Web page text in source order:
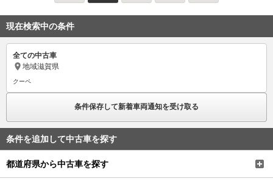
現在検索中の条件
全ての中古車
地域滋賀県
クーペ
条件保存して新着車両通知を受け取る
条件を追加して中古車を探す
都道府県から中古車を探す